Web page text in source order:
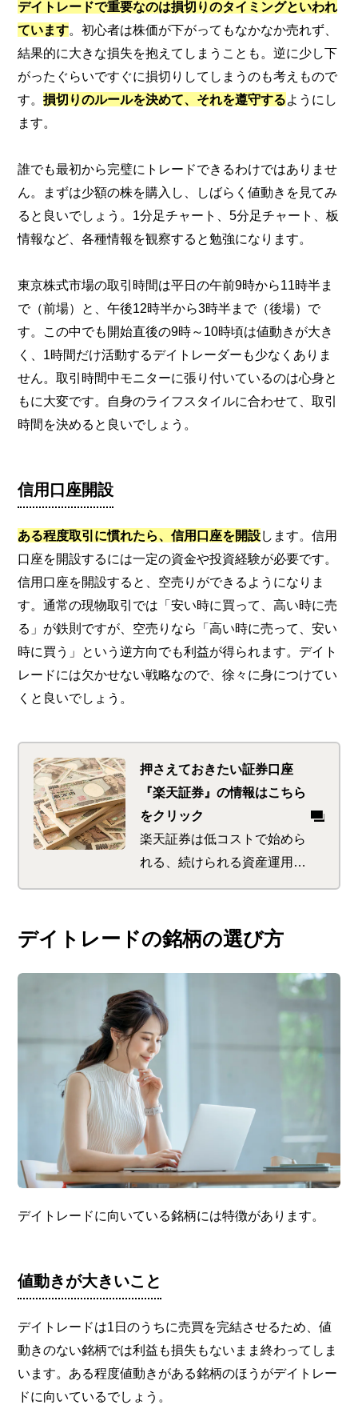
デイトレードで重要なのは損切りのタイミングといわれ
ています。初心者は株価が下がってもなかなか売れず、
結果的に大きな損失を抱えてしまうことも。逆に少し下
がったぐらいですぐに損切りしてしまうのも考えもので
す。損切りのルールを決めて、それを遵守するようにし
ます。
誰でも最初から完璧にトレードできるわけではありませ
ん。まずは少額の株を購入し、しばらく値動きを見てみ
ると良いでしょう。1分足チャート、5分足チャート、板
情報など、各種情報を観察すると勉強になります。
東京株式市場の取引時間は平日の午前9時から11時半ま
で（前場）と、午後12時半から3時半まで（後場）で
す。この中でも開始直後の9時～10時頃は値動きが大き
く、1時間だけ活動するデイトレーダーも少なくありま
せん。取引時間中モニターに張り付いているのは心身と
もに大変です。自身のライフスタイルに合わせて、取引
時間を決めると良いでしょう。
信用口座開設
ある程度取引に慣れたら、信用口座を開設します。信用
口座を開設するには一定の資金や投資経験が必要です。
信用口座を開設すると、空売りができるようになりま
す。通常の現物取引では「安い時に買って、高い時に売
る」が鉄則ですが、空売りなら「高い時に売って、安い
時に買う」という逆方向でも利益が得られます。デイト
レードには欠かせない戦略なので、徐々に身につけてい
くと良いでしょう。
押さえておきたい証券口座
『楽天証券』の情報はこちら
をクリック
楽天証券は低コストで始めら
れる、続けられる資産運用の
サポートが特徴。 初めてで
天ポイントをゲットできるサ
ントを使っての投資で、楽天
市場でのお買い物時のポイン
トが最大＋1倍になります
デイトレードの銘柄の選び方
デイトレードに向いている銘柄には特徴があります。
値動きが大きいこと
デイトレードは1日のうちに売買を完結させるため、値
動きのない銘柄では利益も損失もないまま終わってしま
います。ある程度値動きがある銘柄のほうがデイトレー
ドに向いているでしょう。